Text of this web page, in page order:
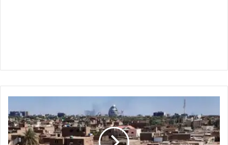
تعلن
الحرب